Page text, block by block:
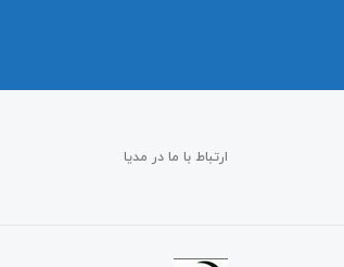
ارتباط با ما در مدیا